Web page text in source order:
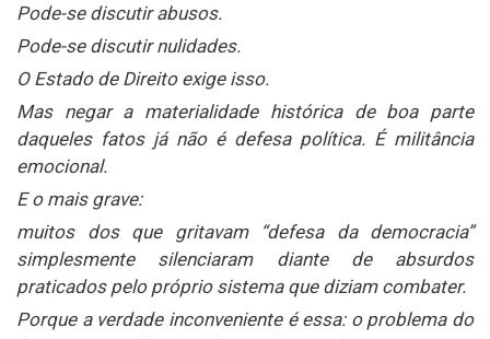
Pode-se discutir abusos.
Pode-se discutir nulidades.
O Estado de Direito exige isso.
Mas negar a materialidade histórica de boa parte
daqueles fatos já não é defesa política. É militância
emocional.
E o mais grave:
muitos dos que gritavam “defesa da democracia”
simplesmente silenciaram diante de absurdos
praticados pelo próprio sistema que diziam combater.
Porque a verdade inconveniente é essa: o problema do